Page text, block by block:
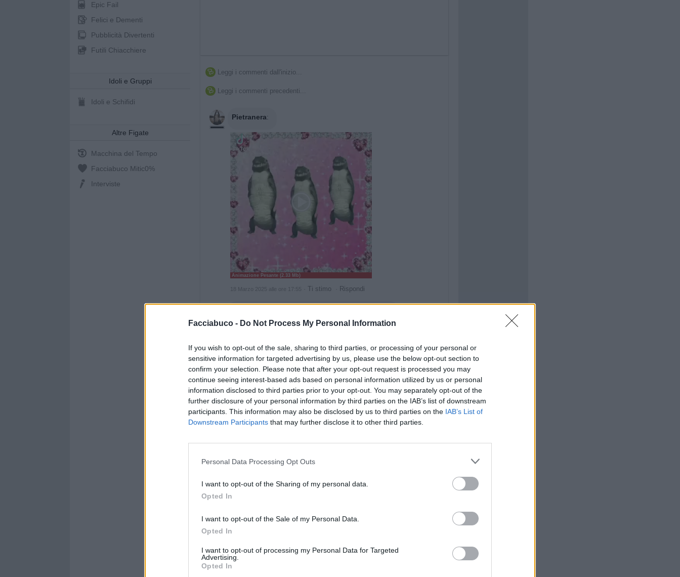
Facciabuco - Do Not Process My Personal Information
If you wish to opt-out of the sale, sharing to third parties, or processing of your personal or
sensitive information for targeted advertising by us, please use the below opt-out section to
confirm your selection. Please note that after your opt-out request is processed you may
continue seeing interest-based ads based on personal information utilized by us or personal
information disclosed to third parties prior to your opt-out. You may separately opt-out of the
further disclosure of your personal information by third parties on the IAB’s list of downstream
participants. This information may also be disclosed by us to third parties on the IAB’s List of
Downstream Participants that may further disclose it to other third parties.
Personal Data Processing Opt Outs
I want to opt-out of the Sharing of my personal data.
Opted In
I want to opt-out of the Sale of my Personal Data.
Opted In
I want to opt-out of processing my Personal Data for Targeted
Advertising.
Opted In
Epic Fail
Felici e Dementi
Pubblicità Divertenti
Futili Chiacchiere
Idoli e Gruppi
Idoli e Schifidi
Altre Figate
Macchina del Tempo
Facciabuco Mitic0%
Interviste
 Leggi i commenti dall'inizio...
 Leggi i commenti precedenti...
Pietranera:
Animazione Pesante (2.33 Mb)
18 Marzo 2025 alle ore 17:55 Ti stimo Rispondi
Nicktuttipresi:🫂
28 Marzo 2025 alle ore 14:45 ·Ti stimo ·Rispondi
Nonsochisono :Weeee .. manda segnati di fumo., che sia
roba buona però 🧐
6 Aprile 2025 alle ore 22:08·Ti stimo·Rispondi
5 Maggio 2025 alle ore 13:02
Pietranera: